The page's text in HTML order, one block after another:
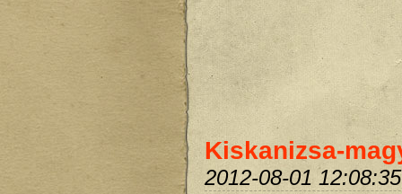
Kiskanizsa-
2012-08-01 12:08:35